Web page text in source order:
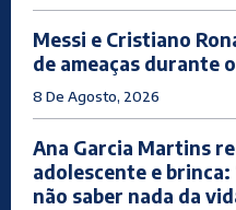
Messi e Cristiano
de ameaças durante
8 De Agosto, 2026
Ana Garcia Martins
adolescente e brinca:
não saber nada da